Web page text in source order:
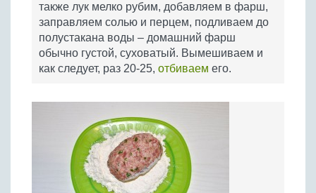
также лук мелко рубим, добавляем в фарш,
заправляем солью и перцем, подливаем до
полустакана воды – домашний фарш
обычно густой, суховатый. Вымешиваем и
как следует, раз 20-25, отбиваем его.